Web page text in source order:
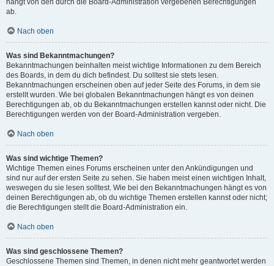
hängt von den durch die Board-Administration vergebenen Berechtigungen
ab.
Nach oben
Was sind Bekanntmachungen?
Bekanntmachungen beinhalten meist wichtige Informationen zu dem Bereich
des Boards, in dem du dich befindest. Du solltest sie stets lesen.
Bekanntmachungen erscheinen oben auf jeder Seite des Forums, in dem sie
erstellt wurden. Wie bei globalen Bekanntmachungen hängt es von deinen
Berechtigungen ab, ob du Bekanntmachungen erstellen kannst oder nicht. Die
Berechtigungen werden von der Board-Administration vergeben.
Nach oben
Was sind wichtige Themen?
Wichtige Themen eines Forums erscheinen unter den Ankündigungen und
sind nur auf der ersten Seite zu sehen. Sie haben meist einen wichtigen Inhalt,
weswegen du sie lesen solltest. Wie bei den Bekanntmachungen hängt es von
deinen Berechtigungen ab, ob du wichtige Themen erstellen kannst oder nicht;
die Berechtigungen stellt die Board-Administration ein.
Nach oben
Was sind geschlossene Themen?
Geschlossene Themen sind Themen, in denen nicht mehr geantwortet werden